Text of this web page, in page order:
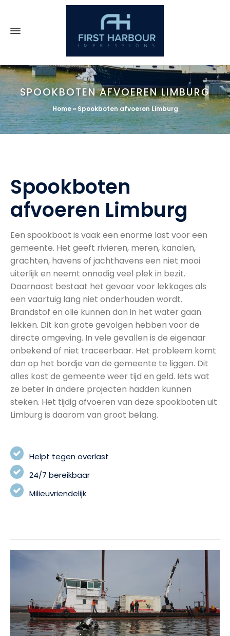
SPOOKBOTEN AFVOEREN LIMBURG
Home» Spookboten afvoeren Limburg
Spookboten
afvoeren Limburg
Een spookboot is vaak een enorme last voor een
gemeente. Het geeft rivieren, meren, kanalen,
grachten, havens of jachthavens een niet mooi
uiterlijk en neemt onnodig veel plek in bezit.
Daarnaast bestaat het gevaar voor lekkages als
een vaartuig lang niet onderhouden wordt.
Brandstof en olie kunnen dan in het water gaan
lekken. Dit kan grote gevolgen hebben voor de
directe omgeving. In vele gevallen is de eigenaar
onbekend of niet traceerbaar. Het probleem komt
dan op het bordje van de gemeente te liggen. Dit
alles kost de gemeente weer tijd en geld. Iets wat
ze beter in andere projecten hadden kunnen
steken. Het tijdig afvoeren van deze spookboten uit
Limburg is daarom van groot belang.
Helpt tegen overlast
24/7 bereikbaar
Milieuvriendelijk